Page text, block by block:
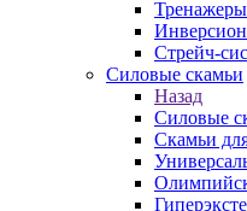
Стрейч-
Силовые скамьи
Назад
Силовые
Скамьи